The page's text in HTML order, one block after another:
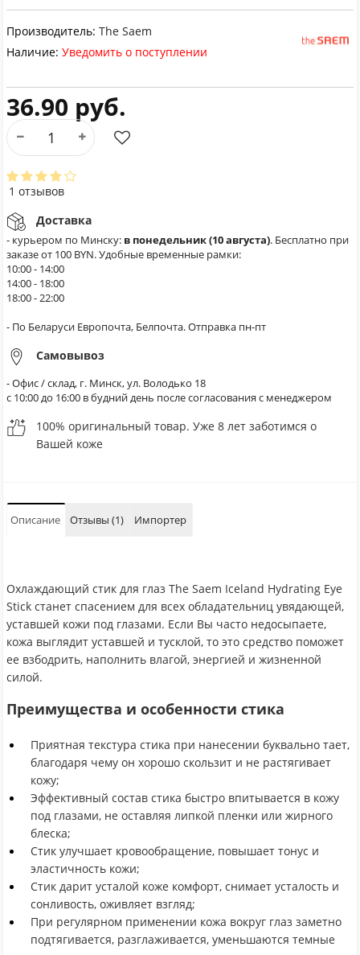
Производитель: The Saem
Наличие: Уведомить о поступлении
36.90 руб.
1 отзывов
Доставка
- курьером по Минску: в понедельник (10 августа). Бесплатно при
заказе от 100 BYN. Удобные временные рамки:
10:00 - 14:00
14:00 - 18:00
18:00 - 22:00
- По Беларуси Европочта, Белпочта. Отправка пн-пт
Самовывоз
- Офис / склад, г. Минск, ул. Володько 18
с 10:00 до 16:00 в будний день после согласования с менеджером
100% оригинальный товар. Уже 8 лет заботимся о
Вашей коже
Описание Отзывы (1) Импортер
Охлаждающий стик для глаз The Saem Iceland Hydrating Eye
Stick станет спасением для всех обладательниц увядающей,
уставшей кожи под глазами. Если Вы часто недосыпаете,
кожа выглядит уставшей и тусклой, то это средство поможет
ее взбодрить, наполнить влагой, энергией и жизненной
силой.
Преимущества и особенности стика
Приятная текстура стика при нанесении буквально тает,
благодаря чему он хорошо скользит и не растягивает
кожу;
Эффективный состав стика быстро впитывается в кожу
под глазами, не оставляя липкой пленки или жирного
блеска;
Стик улучшает кровообращение, повышает тонус и
эластичность кожи;
Стик дарит усталой коже комфорт, снимает усталость и
сонливость, оживляет взгляд;
При регулярном применении кожа вокруг глаз заметно
подтягивается, разглаживается, уменьшаются темные